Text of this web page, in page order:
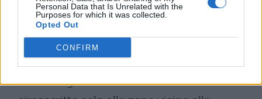
Personal Data that Is Unrelated with the
Purposes for which it was collected.
Opted Out
CONFIRM
sviluppo optarono per l’energia nucleare, e
il problema della sicurezza delle centrali
sembrava ormai essere superato dalle
nuove tecnologie e dalle centrali atomiche
di nuova generazione. Il timore era